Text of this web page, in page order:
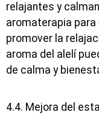
relajantes y
aromaterapia para
promover la
aroma del alelí
de calma y
4.4. Mejora del